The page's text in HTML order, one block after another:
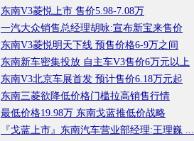
东南V3菱悦上市 售价5.98-7.08万
一汽大众销售总经理胡咏:宣布新宝来售价
东南V3菱悦明天下线 预售价格6-9万之间
东南新车密集投放 自主车V3售价6万元以上
东南V3北京车展首发 预计售价6.18万元起
东南三菱欲降低价格门槛拉高销售行情
最低价格19.98万 东南戈蓝推低价战略
『戈蓝上市』东南汽车营业部经理:王理巍 ...